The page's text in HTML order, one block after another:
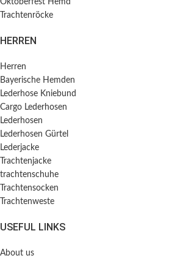
Oktoberfest Hemd
Trachtenröcke
HERREN
Herren
Bayerische Hemden​
Lederhose Kniebund
Cargo Lederhosen
Lederhosen
Lederhosen Gürtel
Lederjacke
Trachtenjacke
trachtenschuhe
Trachtensocken
Trachtenweste
USEFUL LINKS
About us